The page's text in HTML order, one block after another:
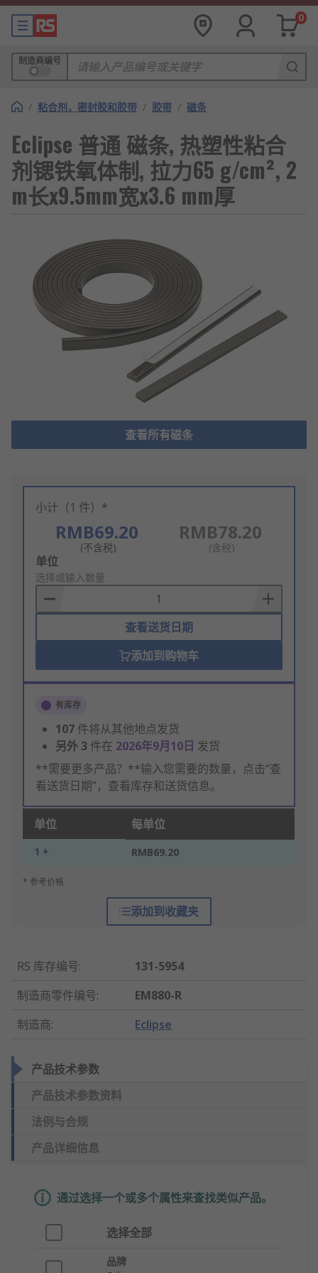
0
制造商编号
/ 粘合剂，密封胶和胶带 / 胶带 / 磁条
Eclipse 普通 磁条, 热塑性粘合
剂锶铁氧体制, 拉力65 g/cm², 2
m长x9.5mm宽x3.6 mm厚
查看所有磁条
小计（1 件）*
RMB69.20
(不含税)
RMB78.20
(含税)
Add
to
Basket
单位
选择或输入数量
查看送货日期
添加到购物车
有库存
107 件将从其他地点发货
另外3 件在 2026年9月10日 发货
**需要更多产品？**输入您需要的数量，点击“查
看送货日期”，查看库存和送货信息。
单位 每单位
1 + RMB69.20
* 参考价格
添加到收藏夹
RS 库存编号:
131-5954
制造商零件编号:
EM880-R
制造商: Eclipse
产品技术参数
产品技术参数资料
法例与合规
产品详细信息
通过选择一个或多个属性来查找类似产品。
选择全部
品牌